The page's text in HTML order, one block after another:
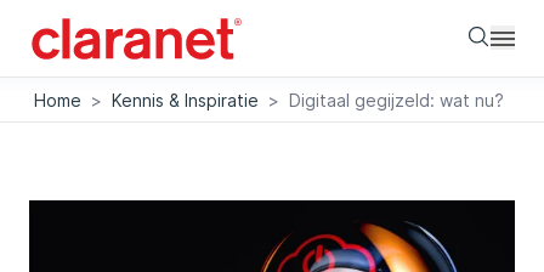
Home > Kennis & Inspiratie > Digitaal gegijzeld: wat nu?